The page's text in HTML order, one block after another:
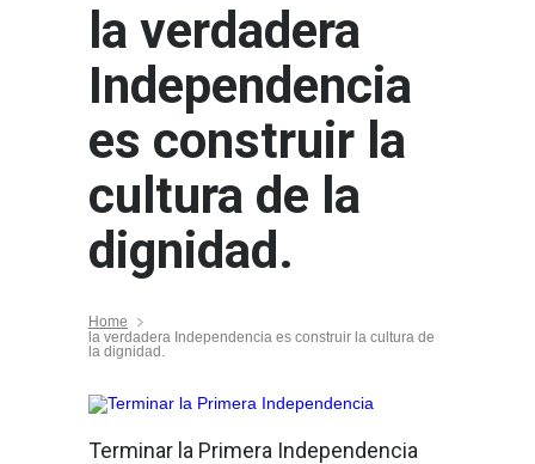
la verdadera
Independencia
es construir la
cultura de la
dignidad.
Home
la verdadera Independencia es construir la cultura de
la dignidad.
Terminar la Primera Independencia